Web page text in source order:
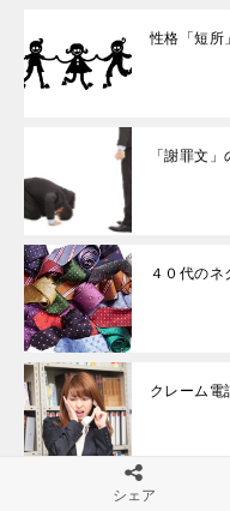
性格「短所
「謝罪文
４０代のネ
クレーム電
シェア